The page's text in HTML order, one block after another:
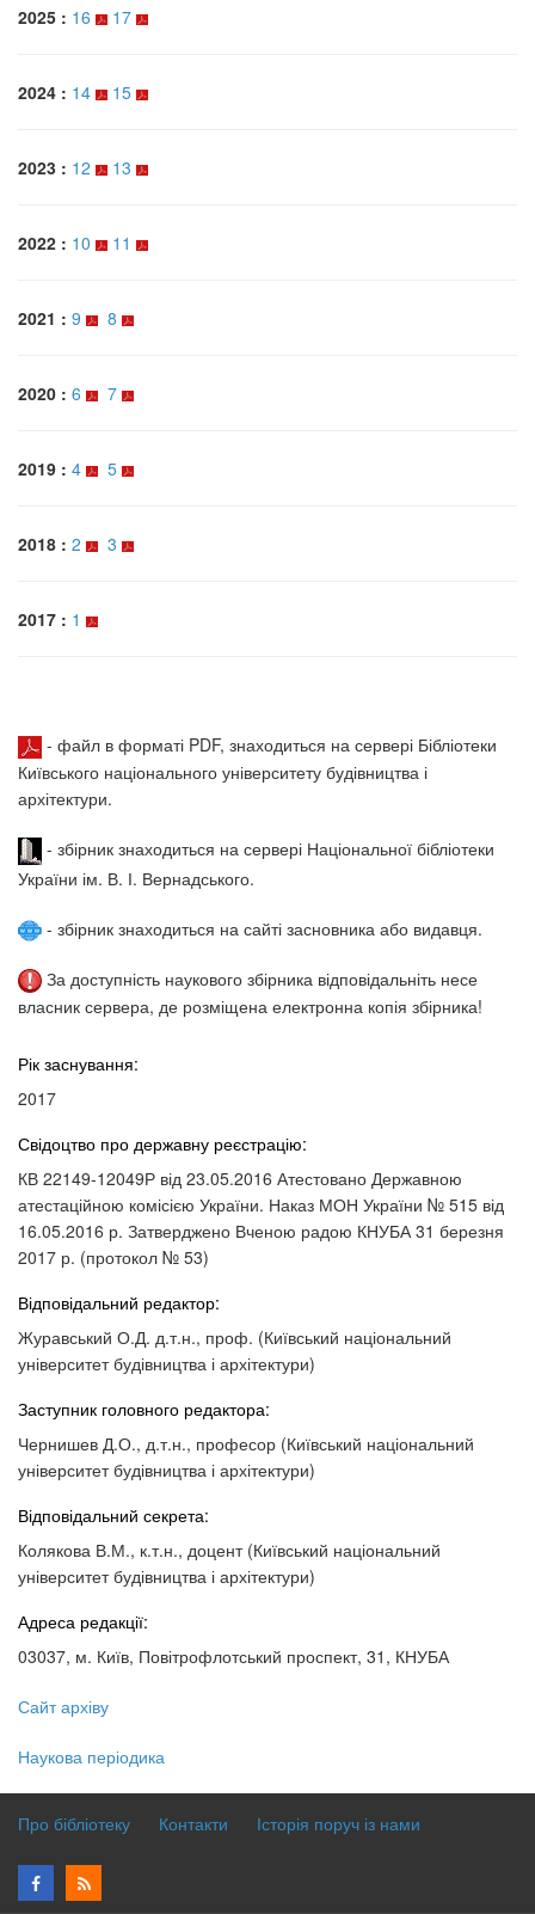
2025 : 16 17
2024 : 14 15
2023 : 12 13
2022 : 10 11
2021 : 9 8
2020 : 6 7
2019 : 4 5
2018 : 2 3
2017 : 1
- файл в форматі PDF, знаходиться на сервері Бібліотеки
Київського національного університету будівництва і
архітектури.
- збірник знаходиться на сервері Національної бібліотеки
України ім. В. І. Вернадського.
- збірник знаходиться на сайті засновника або видавця.
За доступність наукового збірника відповідальніть несе
власник сервера, де розміщена електронна копія збірника!
Рік заснування:
2017
Свідоцтво про державну реєстрацію:
КВ 22149-12049Р від 23.05.2016 Атестовано Державною
атестаційною комісією України. Наказ МОН України № 515 від
16.05.2016 р. Затверджено Вченою радою КНУБА 31 березня
2017 р. (протокол № 53)
Відповідальний редактор:
Журавський О.Д. д.т.н., проф. (Київський національний
університет будівництва і архітектури)
Заступник головного редактора:
Чернишев Д.О., д.т.н., професор (Київський національний
університет будівництва і архітектури)
Відповідальний секрета:
Колякова В.М., к.т.н., доцент (Київський національний
університет будівництва і архітектури)
Адреса редакції:
03037, м. Київ, Повітрофлотський проспект, 31, КНУБА
Сайт архіву
Наукова періодика
Про бібліотеку Контакти Історія поруч із нами